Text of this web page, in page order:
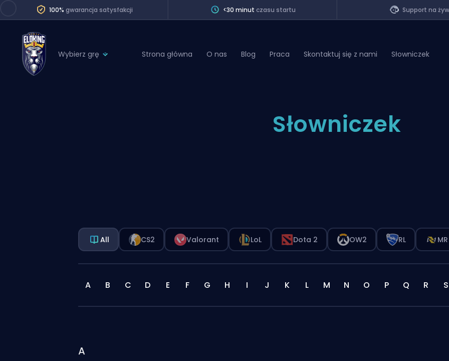
100% gwarancja satysfakcji <30 minutczasu startu Support na
Wybierz grę Strona główna O nas Blog Praca Skontaktuj się z nami Słowniczek
Słowniczek
All CS2 Valorant LoL Dota 2 OW2 RL MR
A B C D E F G H I J K L M N O P Q R S
A